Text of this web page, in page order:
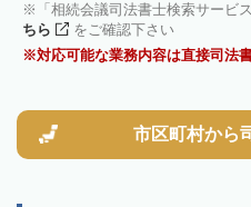
「相続会議司法書士検索サービ
ちら
をご確認下さい
対応可能な業務内容は直接司法
市区町村から